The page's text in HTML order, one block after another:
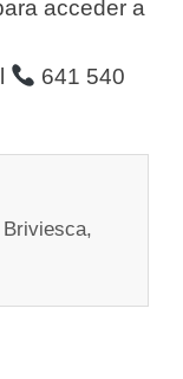
acceder a
641 540